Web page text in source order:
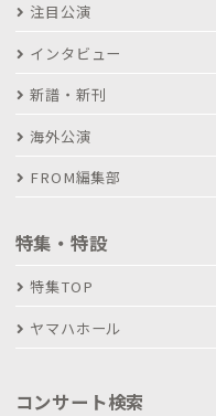
注目公演
インタビュー
新譜・新刊
海外公演
FROM編集部
特集・特設
特集TOP
ヤマハホール
コンサート検索